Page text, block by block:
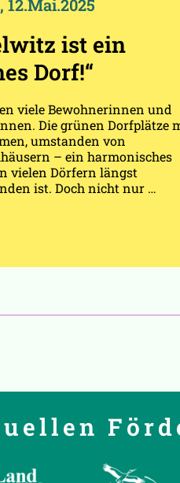
12.Mai.2025
ist ein
Dorf!“
viele Bewohnerinnen und
Die grünen Dorfplätze
umstanden von
– ein harmonisches
vielen Dörfern längst
ist. Doch nicht nur …